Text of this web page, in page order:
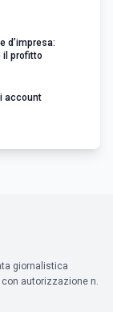
d’impresa:
il profitto
account
giornalistica
autorizzazione n.